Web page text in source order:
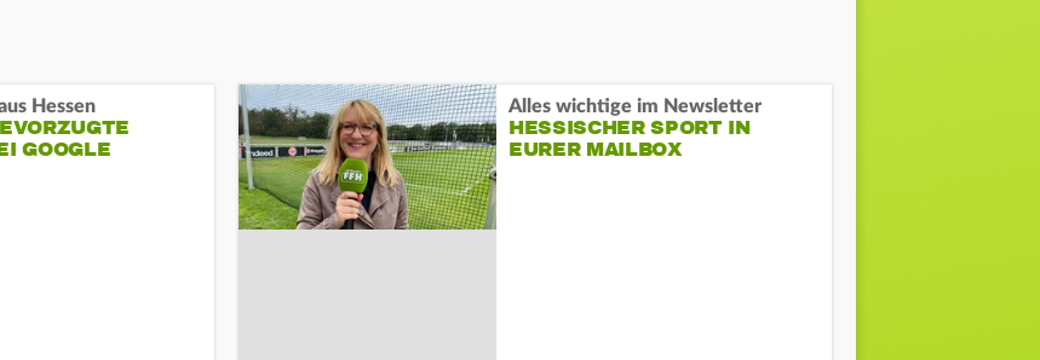
Hessen
GOOGLE
Alles wichtige im Newsletter
HESSISCHER SPORT IN
EURER MAILBOX